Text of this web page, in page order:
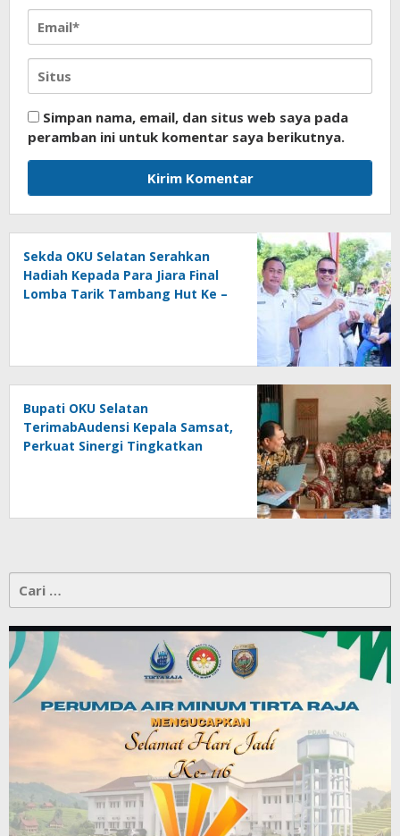
Simpan nama, email, dan situs web saya pada
peramban ini untuk komentar saya berikutnya.
Sekda OKU Selatan Serahkan
Hadiah Kepada Para Jiara Final
Lomba Tarik Tambang Hut Ke –
Bupati OKU Selatan
TerimabAudensi Kepala Samsat,
Perkuat Sinergi Tingkatkan
untuk: